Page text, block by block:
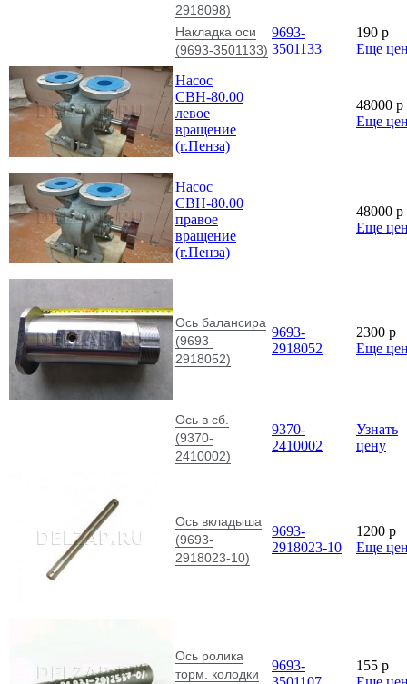
2918098)
Накладка оси
(9693-3501133)
9693-
3501133
190 p
Еще
Насос
СВН-80.00
левое
вращение
(г.Пенза)
48000 p
Еще
Насос
СВН-80.00
правое
вращение
(г.Пенза)
48000 p
Еще
Ось балансира
(9693-
2918052)
9693-
2918052
2300 p
Еще
Ось в сб.
(9370-
2410002)
9370-
2410002
Узнать
цену
Ось вкладыша
(9693-
2918023-10)
9693-
2918023-10
1200 p
Еще
Ось ролика
торм. колодки
9693-
155 p